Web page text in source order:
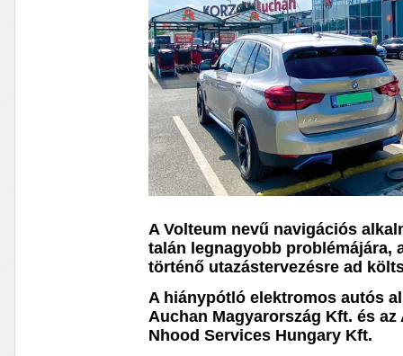
A Volteum nevű navigációs
talán legnagyobb problémájára,
történő utazástervezésre ad
A hiánypótló elektromos autós
Auchan Magyarország Kft. és
Nhood Services Hungary Kft.